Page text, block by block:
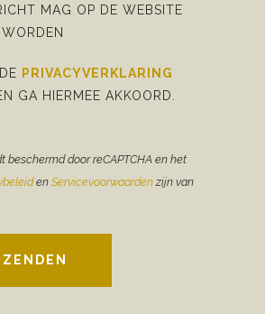
MAG OP DE WEBSITE
PRIVACYVERKLARING
GA HIERMEE AKKOORD.
beschermd door reCAPTCHA en het
en Servicevoorwaardenzijn van